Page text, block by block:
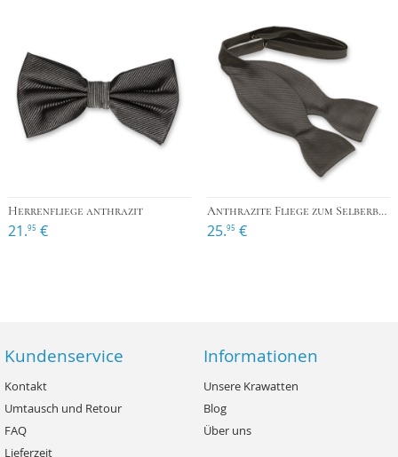
Herrenfliege anthrazit
21.95 €
Anthrazite Fliege zum Selberbinden
25.95 €
Kundenservice
Kontakt
Umtausch und Retour
FAQ
Lieferzeit
Informationen
Unsere Krawatten
Blog
Über uns